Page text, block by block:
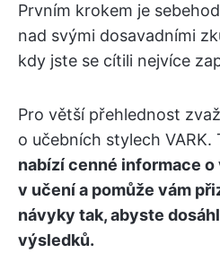
Prvním krokem je
nad svými dosavadními
kdy jste se cítili nejvíce
Pro větší přehlednost
o učebních stylech
nabízí cenné informace
v učení a pomůže vám
návyky tak, abyste
výsledků.